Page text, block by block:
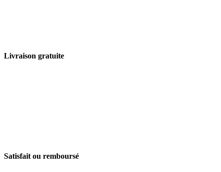
Livraison gratuite
Satisfait ou remboursé